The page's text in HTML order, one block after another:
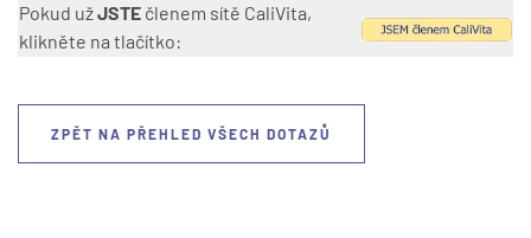
Pokud užJSTE členem sítě CaliVita,
klikněte na tlačítko:
ZPĚT NA PŘEHLED VŠECH DOTAZŮ